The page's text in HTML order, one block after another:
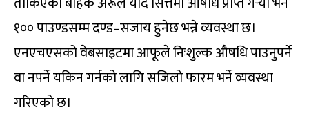
१०० पाउण्डसम्म दण्ड–सजाय हुनेछ भन्ने व्यवस्था छ।
एनएचएसको वेबसाइटमा आफूले निःशुल्क औषधि पाउनुपर्ने
वा नपर्ने यकिन गर्नको लागि सजिलो फारम भर्ने व्यवस्था
गरिएको छ।